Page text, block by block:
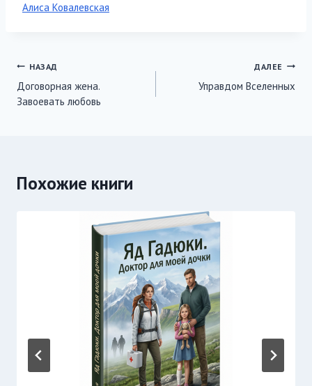
Метки
Алиса Ковалевская
Навигация
по
НАЗАД
Договорная жена.
Завоевать любовь
ДАЛЕЕ
Управдом Вселенных
Похожие книги